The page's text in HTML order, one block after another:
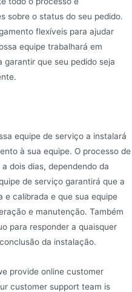
sobre o status do seu pedido.
flexíveis para ajudar
equipe trabalhará em
que seu pedido seja
equipe de serviço a instalará
à sua equipe. O processo de
dois dias, dependendo da
de serviço garantirá que a
e calibrada e que sua equipe
e manutenção. Também
para responder a quaisquer
da instalação.
provide online customer
customer support team is